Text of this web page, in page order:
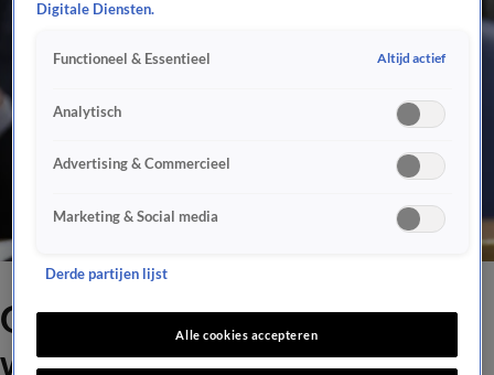
Geert Wilders
woensdagavond te gast bij
Digitale Diensten.
Functioneel & Essentieel Altijd actief
Analytisch
Advertising & Commercieel
Marketing & Social media
Derde partijen lijst
Alle cookies accepteren